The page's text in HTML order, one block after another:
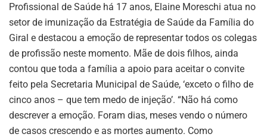
Profissional de Saúde há 17 anos, Elaine Moreschi atua no
setor de imunização da Estratégia de Saúde da Família do
Giral e destacou a emoção de representar todos os colegas
de profissão neste momento. Mãe de dois filhos, ainda
contou que toda a família a apoio para aceitar o convite
feito pela Secretaria Municipal de Saúde, ‘exceto o filho de
cinco anos – que tem medo de injeção’. “Não há como
descrever a emoção. Foram dias, meses vendo o número
de casos crescendo e as mortes aumento. Como